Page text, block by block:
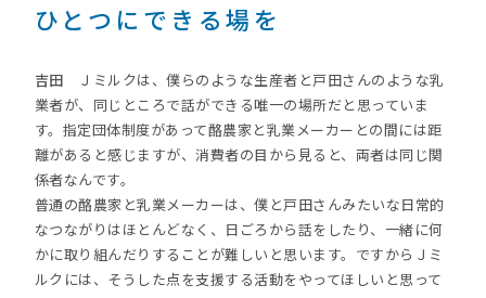
ひとつにできる場を
吉田 Ｊミルクは、僕らのような生産者と戸田さんのような乳
業者が、同じところで話ができる唯一の場所だと思っていま
す。指定団体制度があって酪農家と乳業メーカーとの間には距
離があると感じますが、消費者の目から見ると、両者は同じ関
係者なんです。
普通の酪農家と乳業メーカーは、僕と戸田さんみたいな日常的
なつながりはほとんどなく、日ごろから話をしたり、一緒に何
かに取り組んだりすることが難しいと思います。ですからＪミ
ルクには、そうした点を支援する活動をやってほしいと思って